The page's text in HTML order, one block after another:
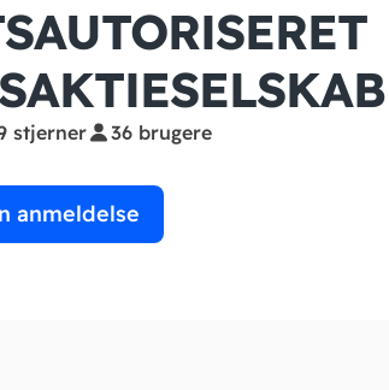
stjerner 36 brugere
anmeldelse